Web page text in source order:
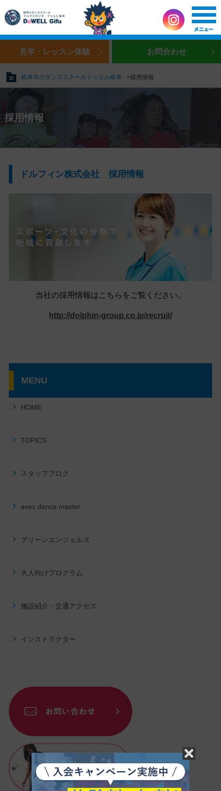
見学・レッスン体験 お問合わせ
岐阜市のダンススクールドゥエル岐阜 採用情報
採用情報
ドルフィン株式会社 採用情報
当社の採用情報はこちらをご覧ください。
http://dolphin-group.co.jp/recruit/
MENU
HOME
TOPICS
スタッフブログ
avex dance master
グリーンエンジェルズ
大人向けプログラム
施設紹介・交通アクセス
インストラクター